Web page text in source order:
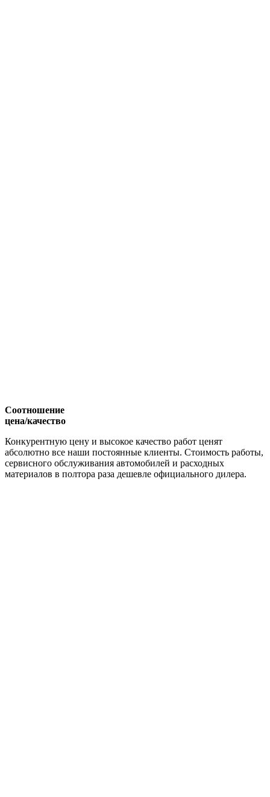
Соотношение
цена/качество
Конкурентную цену и высокое качество работ ценят
абсолютно все наши постоянные клиенты. Стоимость работы,
сервисного обслуживания автомобилей и расходных
материалов в полтора раза дешевле официального дилера.